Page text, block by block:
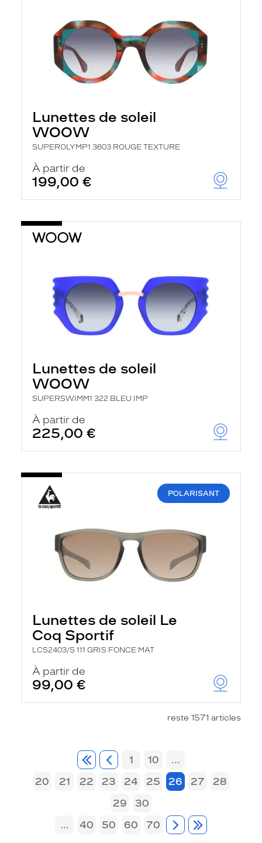
Lunettes de soleil
WOOW
SUPEROLYMP1 3603 ROUGE TEXTURE
À partir de
199,00 €
Lunettes de soleil
WOOW
SUPERSWIMM1 322 BLEU IMP
À partir de
225,00 €
POLARISANT
Lunettes de soleil Le
Coq Sportif
LCS2403/S 111 GRIS FONCE MAT
À partir de
99,00 €
reste 1571 articles
1 10
...
20
21 22 23 24 25 26 27
28
29
30
...
40 50 60 70